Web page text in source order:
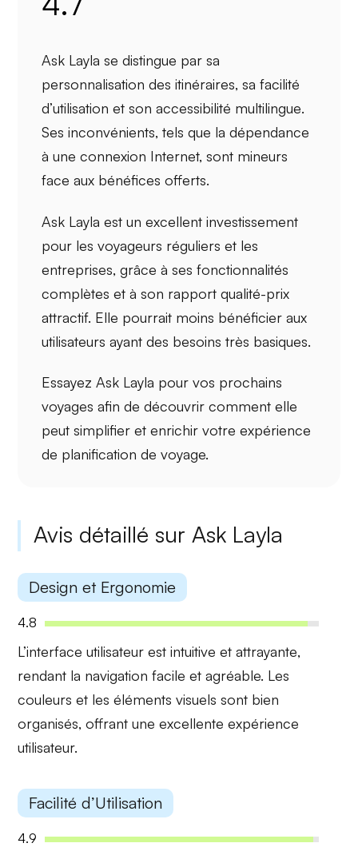
Ask Layla se distingue par sa
personnalisation des itinéraires, safacilité
d’utilisation et sonaccessibilité multilingue.
Sesinconvénients, tels que la dépendance
à une connexion Internet, sont mineurs
face aux bénéfices offerts.
Ask Layla est unexcellent investissement
pour les voyageurs réguliers et les
entreprises, grâce à ses fonctionnalités
complètes et à son rapport qualité-prix
attractif. Elle pourrait moins bénéficier aux
utilisateurs ayant des besoins très basiques.
Essayez Ask Layla pour vos prochains
voyages afin de découvrir comment elle
peut simplifier et enrichir votre expérience
de planification de voyage.
Avis détaillé sur Ask Layla
Design et Ergonomie
4.8
L’interface utilisateur estintuitive et attrayante,
rendant la navigation facile et agréable. Les
couleurs et les éléments visuels sont bien
organisés, offrant une excellente expérience
utilisateur.
Facilité d’Utilisation
4.9